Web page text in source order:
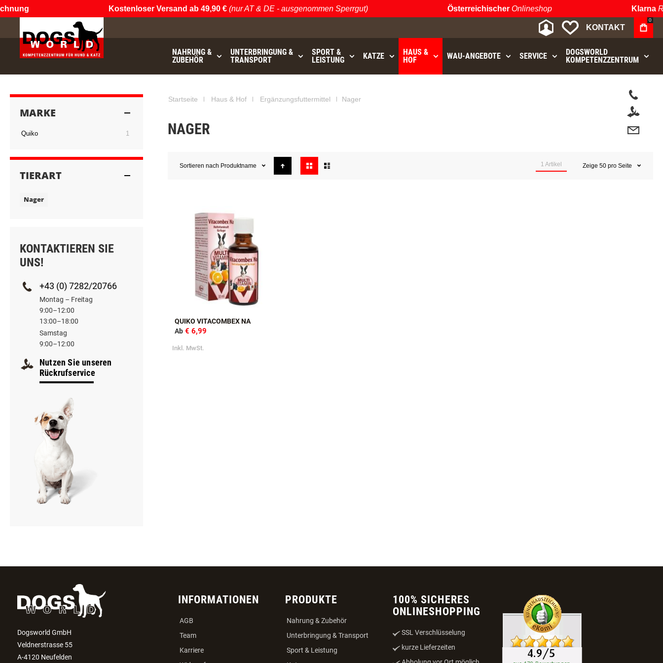
Kostenloser Versand ab 49,90 € (nur AT & DE - ausgenommen Sperrgut) ÖsterreichischerOnlineshop Klarna
MEIN KONTO
MEINE
KONTAKT
0
NAHRUNG &
ZUBEHÖR
UNTERBRINGUNG &
TRANSPORT
SPORT &
LEISTUNG
KATZE
HAUS &
HOF
WAU⁠-⁠ANGEBOTE SERVICE
DOGSWORLD
KOMPETENZZENTRUM
Startseite Haus & Hof Ergänzungsfuttermittel Nager
NAGER
Sortieren nach Produktname
als
1 Artikel Zeige 50 pro Seite
QUIKO VITACOMBEX NA
Ab € 6,99
Inkl. MwSt.
MARKE
Quiko 1
TIERART
Nager
KONTAKTIEREN SIE
UNS!
+43 (0) 7282/20766
Montag – Freitag
9:00–12:00
13:00–18:00
Samstag
9:00–12:00
Nutzen Sie unseren
Rückrufservice
Dogsworld GmbH
Veldnerstrasse 55
A-4120 Neufelden
INFORMATIONEN
AGB
Team
Karriere
PRODUKTE
Nahrung & Zubehör
Unterbringung & Transport
Sport & Leistung
100% SICHERES
ONLINESHOPPING
SSL Verschlüsselung
kurze Lieferzeiten